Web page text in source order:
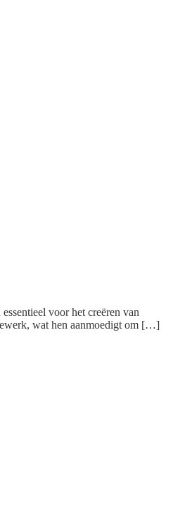
voor het creëren van
wat hen aanmoedigt om […]